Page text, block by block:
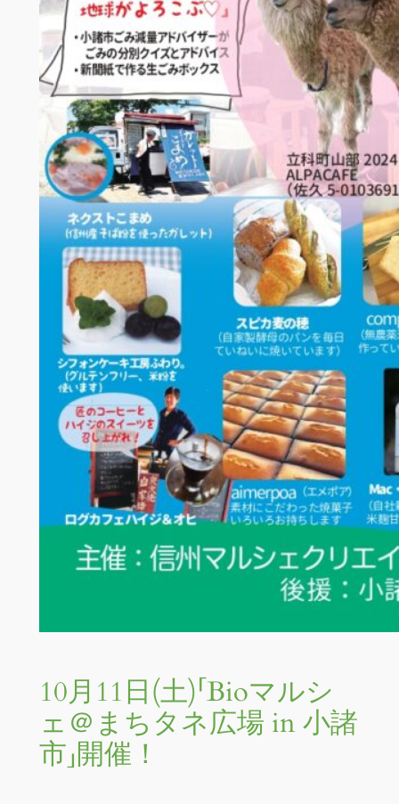
10月11日(土)「Bioマルシ
ェ＠まちタネ広場 in 小諸
市」開催！